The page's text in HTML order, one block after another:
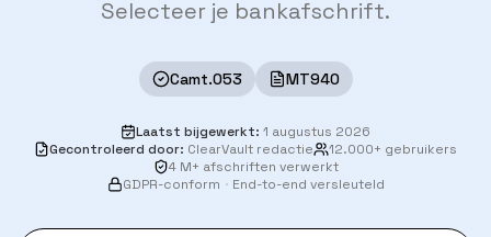
Selecteer je bankafschrift.
Camt.053 MT940
Laatst bijgewerkt: 1 augustus 2026
Gecontroleerd door: ClearVault redactie
12.000+ gebruikers
4 M+ afschriften verwerkt
GDPR-conform · End-to-end versleuteld